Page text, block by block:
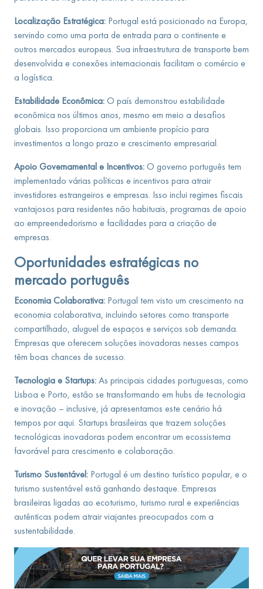
Localização Estratégica: Portugal está posicionado na Europa,
servindo como uma porta de entrada para o continente e
outros mercados europeus. Sua infraestrutura de transporte bem
desenvolvida e conexões internacionais facilitam o comércio e
a logística.
Estabilidade Econômica: O país demonstrou estabilidade
econômica nos últimos anos, mesmo em meio a desafios
globais. Isso proporciona um ambiente propício para
investimentos a longo prazo e crescimento empresarial.
Apoio Governamental e Incentivos: O governo português tem
implementado várias políticas e incentivos para atrair
investidores estrangeiros e empresas. Isso inclui regimes fiscais
vantajosos para residentes não habituais, programas de apoio
ao empreendedorismo e facilidades para a criação de
empresas.
Oportunidades estratégicas no
mercado português
Economia Colaborativa: Portugal tem visto um crescimento na
economia colaborativa, incluindo setores como transporte
compartilhado, aluguel de espaços e serviços sob demanda.
Empresas que oferecem soluções inovadoras nesses campos
têm boas chances de sucesso.
Tecnologia e Startups: As principais cidades portuguesas, como
Lisboa e Porto, estão se transformando em hubs de tecnologia
e inovação – inclusive, já apresentamos este cenário há
tempos por aqui. Startups brasileiras que trazem soluções
tecnológicas inovadoras podem encontrar um ecossistema
favorável para crescimento e colaboração.
Turismo Sustentável: Portugal é um destino turístico popular, e o
turismo sustentável está ganhando destaque. Empresas
brasileiras ligadas ao ecoturismo, turismo rural e experiências
autênticas podem atrair viajantes preocupados com a
sustentabilidade.